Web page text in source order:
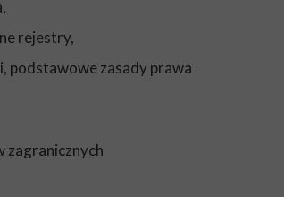
rejestry,
podstawowe zasady prawa
zagranicznych